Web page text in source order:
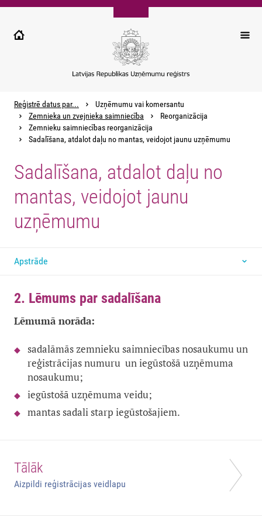
Pārlekt
galveno
Reģistrē datus par...
Uzņēmumu vai komersantu
Zemnieka un zvejnieka saimniecība
Reorganizācija
Zemnieku saimniecības reorganizācija
Sadalīšana, atdalot daļu no mantas, veidojot jaunu uzņēmumu
Sadalīšana, atdalot daļu no
mantas, veidojot jaunu
uzņēmumu
Apstrāde
2. Lēmums par sadalīšana
Lēmumā norāda:
sadalāmās zemnieku saimniecības nosaukumu un
reģistrācijas numuru un iegūstošā uzņēmuma
nosaukumu;
iegūstošā uzņēmuma veidu;
mantas sadali starp iegūstošajiem.
Tālāk
Aizpildi reģistrācijas veidlapu